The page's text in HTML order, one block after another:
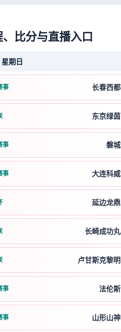
比分与直播入口
期日
事 长春西都
东京绿茵
事 磐城
事 大连科威
延边龙鼎
长崎成功丸
卢甘斯克黎明
事 法伦斯
事 山形山神